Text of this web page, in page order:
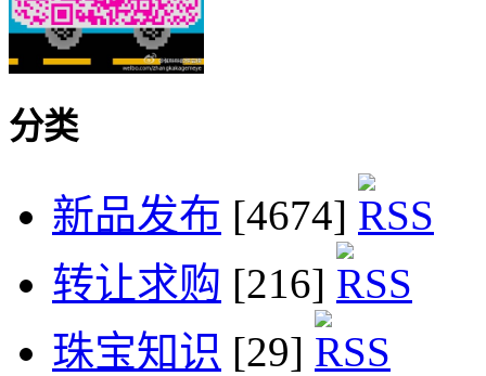
分类
新品发布 [4674]
转让求购 [216]
珠宝知识 [29]